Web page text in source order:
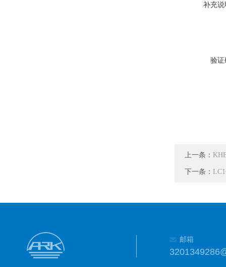
补充
验
上一条：
下一条：
邮箱